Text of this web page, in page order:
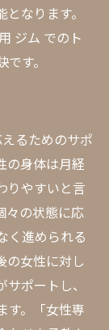
なります。
ジム でのト
す。
るためのサポ
の身体は月経
りやすいと言
々の状態に応
く進められる
の女性に対し
ポートし、
す。「女性専